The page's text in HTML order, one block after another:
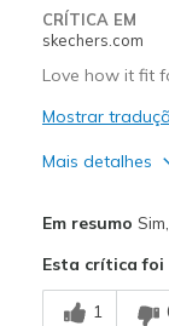
CRÍTICA EM
skechers.com
Love how it fit
Mostrar
Mais detalhes
Comfortable
Em resumo
Esta crítica foi
1